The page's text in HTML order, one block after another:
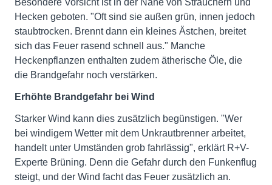
Besondere Vorsicht ist in der Nähe von Sträuchern und
Hecken geboten. "Oft sind sie außen grün, innen jedoch
staubtrocken. Brennt dann ein kleines Ästchen, breitet
sich das Feuer rasend schnell aus." Manche
Heckenpflanzen enthalten zudem ätherische Öle, die
die Brandgefahr noch verstärken.
Erhöhte Brandgefahr bei Wind
Starker Wind kann dies zusätzlich begünstigen. "Wer
bei windigem Wetter mit dem Unkrautbrenner arbeitet,
handelt unter Umständen grob fahrlässig", erklärt R+V-
Experte Brüning. Denn die Gefahr durch den Funkenflug
steigt, und der Wind facht das Feuer zusätzlich an.